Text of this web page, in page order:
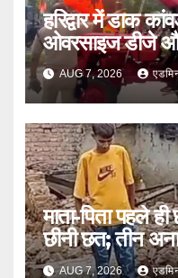
हरिद्वार में डाक
ओवरसाइज डीजे
सख्तAUG 7, 2026
माता-पिता पहले
छीनी छत; तीन
पहाड़
AUG 7, 2026